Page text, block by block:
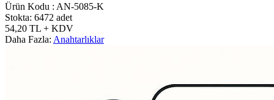
Ürün Kodu : AN-5085-K
Stokta: 6472 adet
54,20 TL + KDV
Daha Fazla: Anahtarlıklar